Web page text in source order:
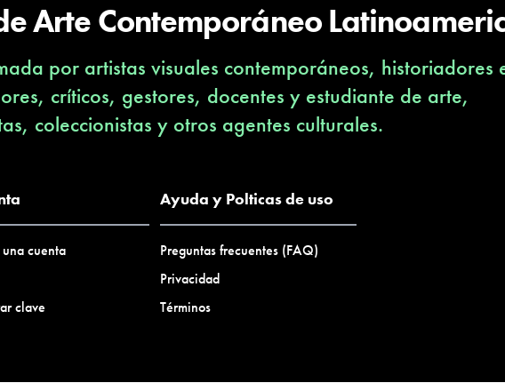
Arte Contemporáneo
por artistas visuales contemporáneos, historiadores
críticos, gestores, docentes y estudiante de arte,
coleccionistas y otros agentes culturales.
cuenta
clave
Ayuda y Polticas de uso
Preguntas frecuentes (FAQ)
Privacidad
Términos